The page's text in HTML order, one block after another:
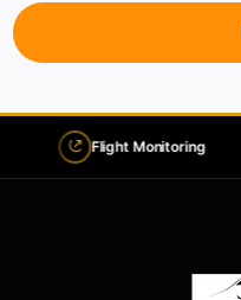
Flight Monitoring